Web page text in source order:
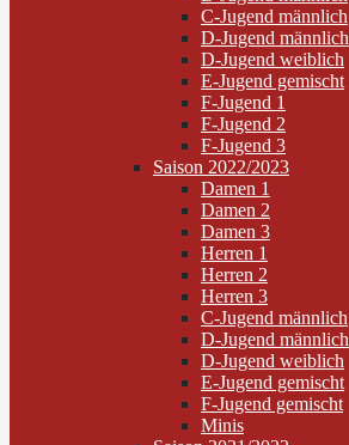
C-Jugend männlich
D-Jugend männlich
D-Jugend weiblich
E-Jugend gemischt
F-Jugend 1
F-Jugend 2
F-Jugend 3
Saison 2022/2023
Damen 1
Damen 2
Damen 3
Herren 1
Herren 2
Herren 3
C-Jugend männlich
D-Jugend männlich
D-Jugend weiblich
E-Jugend gemischt
F-Jugend gemischt
Minis